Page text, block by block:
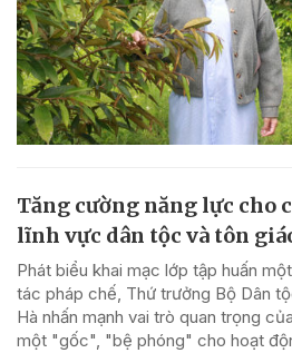
Tăng cường năng lực cho
lĩnh vực dân tộc và tôn
Phát biểu khai mạc lớp tập huấn
tác pháp chế, Thứ trưởng Bộ Dân
Hà nhấn mạnh vai trò quan trọng
một "gốc", "bệ phóng" cho hoạt